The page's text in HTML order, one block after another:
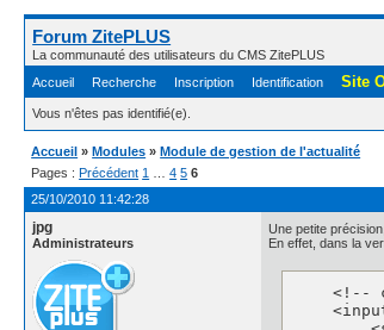
Forum ZitePLUS
La communauté des utilisateurs du CMS ZitePLUS
Accueil
Recherche Inscription Identification Site
Vous n'êtes pas identifié(e).
Accueil »Modules »Module de gestion de l'actualité
Pages :Précédent 1 4 5 6
25/10/2010 11:42:28
jpg
Administrateurs
Une petite
En effet, dans la
<!--